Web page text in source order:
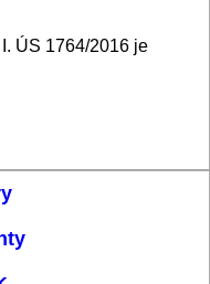
ÚS 1764/2016 je